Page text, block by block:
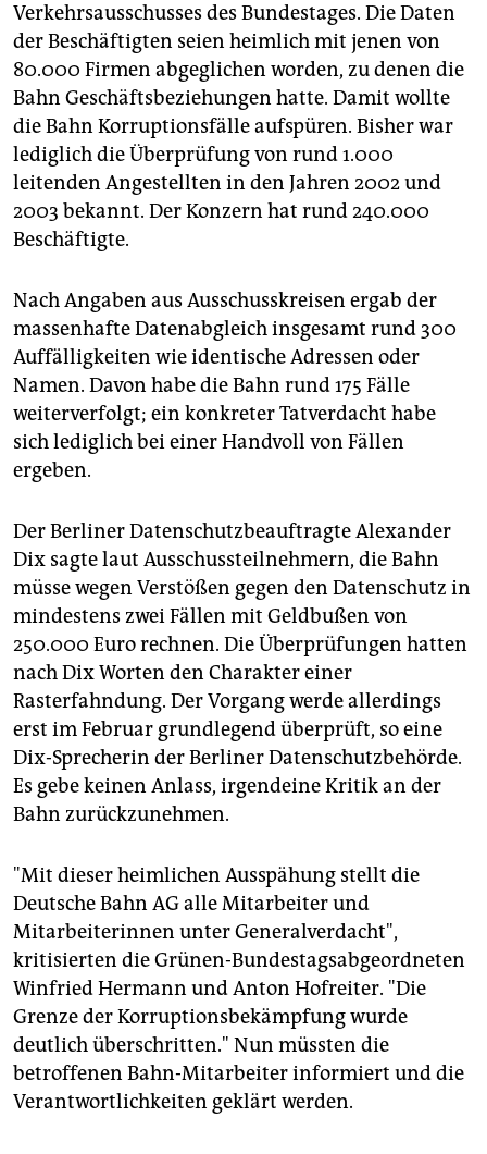
Verkehrsausschusses des Bundestages. Die Daten
der Beschäftigten seien heimlich mit jenen von
80.000 Firmen abgeglichen worden, zu denen die
Bahn Geschäftsbeziehungen hatte. Damit wollte
die Bahn Korruptionsfälle aufspüren. Bisher war
lediglich die Überprüfung von rund 1.000
leitenden Angestellten in den Jahren 2002 und
2003 bekannt. Der Konzern hat rund 240.000
Beschäftigte.
Nach Angaben aus Ausschusskreisen ergab der
massenhafte Datenabgleich insgesamt rund 300
Auffälligkeiten wie identische Adressen oder
Namen. Davon habe die Bahn rund 175 Fälle
weiterverfolgt; ein konkreter Tatverdacht habe
sich lediglich bei einer Handvoll von Fällen
ergeben.
Der Berliner Datenschutzbeauftragte Alexander
Dix sagte laut Ausschussteilnehmern, die Bahn
müsse wegen Verstößen gegen den Datenschutz in
mindestens zwei Fällen mit Geldbußen von
250.000 Euro rechnen. Die Überprüfungen hatten
nach Dix Worten den Charakter einer
Rasterfahndung. Der Vorgang werde allerdings
erst im Februar grundlegend überprüft, so eine
Dix-Sprecherin der Berliner Datenschutzbehörde.
Es gebe keinen Anlass, irgendeine Kritik an der
Bahn zurückzunehmen.
"Mit dieser heimlichen Ausspähung stellt die
Deutsche Bahn AG alle Mitarbeiter und
Mitarbeiterinnen unter Generalverdacht",
kritisierten die Grünen-Bundestagsabgeordneten
Winfried Hermann und Anton Hofreiter. "Die
Grenze der Korruptionsbekämpfung wurde
deutlich überschritten." Nun müssten die
betroffenen Bahn-Mitarbeiter informiert und die
Verantwortlichkeiten geklärt werden.